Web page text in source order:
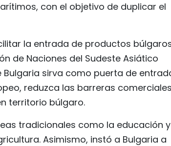
con el objetivo de duplicar el
la entrada de productos
de Naciones del Sudeste Asiático
sirva como puerta de
reduzca las barreras
territorio búlgaro.
tradicionales como la educación
Asimismo, instó a Bulgaria a